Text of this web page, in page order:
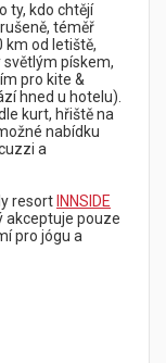
ty, kdo chtějí
téměř
km od letiště,
světlým pískem,
pro kite &
hned u hotelu).
kurt, hřiště na
nabídku
a
resort INNSIDE
akceptuje pouze
pro jógu a